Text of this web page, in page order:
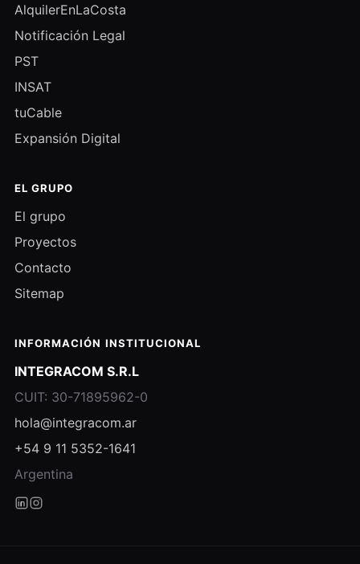
AlquilerEnLaCosta
Notificación Legal
PST
INSAT
tuCable
Expansión Digital
EL GRUPO
El grupo
Proyectos
Contacto
Sitemap
INFORMACIÓN INSTITUCIONAL
INTEGRACOM S.R.L
CUIT: 30-71895962-0
hola@integracom.ar
+54 9 11 5352-1641
Argentina